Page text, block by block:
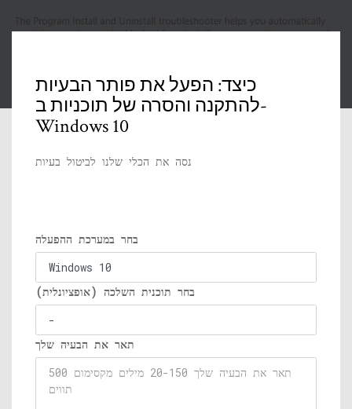
כיצד: הפעל את פותר הבעיות
להתקנה והסרה של תוכניות ב-
Windows 10
נסה את הכלי שלנו לביטול בעיות
בחר במערכת ההפעלה
בחר תוכנית השלכה (אופציונלית)
תאר את הבעיה שלך